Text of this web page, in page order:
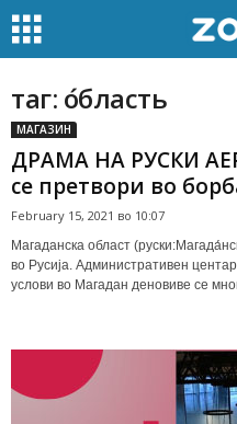
таг: о́бласть
МАГАЗИН
ДРАМА НА РУСКИ
се претвори во
February 15, 2021 во 10:07
Магаданска област
во Русија. Административен
услови во Магадан деновиве се